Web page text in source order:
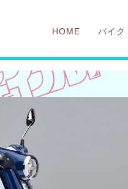
HOME バイク